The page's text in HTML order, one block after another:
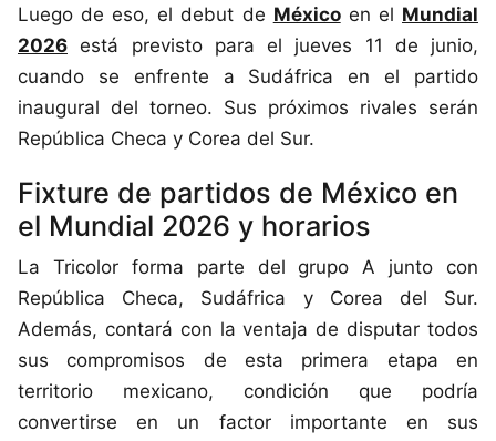
Luego de eso, el debut de Méxicoen el Mundial
2026 está previsto para el jueves 11 de junio,
cuando se enfrente a Sudáfrica en el partido
inaugural del torneo. Sus próximos rivales serán
República Checa y Corea del Sur.
Fixture de partidos de México en
el Mundial 2026 y horarios
La Tricolor forma parte del grupo A junto con
República Checa, Sudáfrica y Corea del Sur.
Además, contará con la ventaja de disputar todos
sus compromisos de esta primera etapa en
territorio mexicano, condición que podría
convertirse en un factor importante en sus